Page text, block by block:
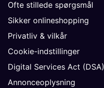
Ofte stillede spørgsmål
Sikker onlineshopping
Privatliv & vilkår
Cookie-indstillinger
Digital Services Act (DSA)
Annonceoplysning